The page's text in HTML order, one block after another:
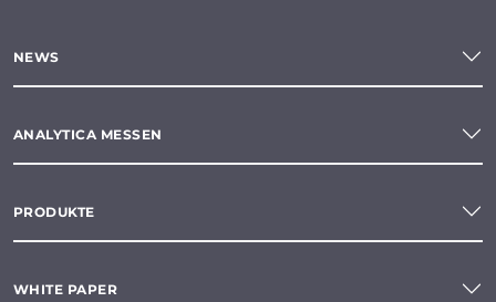
NEWS
ANALYTICA MESSEN
PRODUKTE
WHITE PAPER